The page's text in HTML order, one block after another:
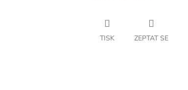
TISK ZEPTAT SE